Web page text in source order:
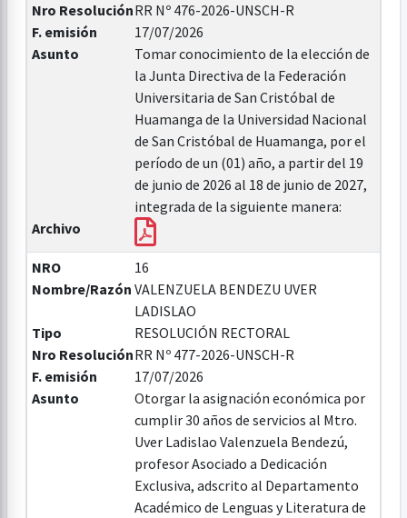
Nro ResoluciónRR Nº 476-2026-UNSCH-R
F. emisión
17/07/2026
Asunto
Tomar conocimiento de la elección de
la Junta Directiva de la Federación
Universitaria de San Cristóbal de
Huamanga de la Universidad Nacional
de San Cristóbal de Huamanga, por el
período de un (01) año, a partir del 19
de junio de 2026 al 18 de junio de 2027,
integrada de la siguiente manera:
Archivo
NRO
16
Nombre/Razón VALENZUELA BENDEZU UVER
LADISLAO
Tipo
RESOLUCIÓN RECTORAL
Nro ResoluciónRR Nº 477-2026-UNSCH-R
F. emisión
17/07/2026
Asunto
Otorgar la asignación económica por
cumplir 30 años de servicios al Mtro.
Uver Ladislao Valenzuela Bendezú,
profesor Asociado a Dedicación
Exclusiva, adscrito al Departamento
Académico de Lenguas y Literatura de